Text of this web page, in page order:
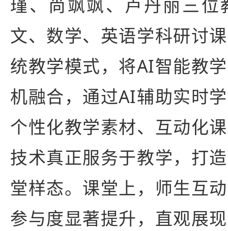
瑾、尚飒飒、卢丹丽三位
文、数学、英语学科研讨
统教学模式，将AI智能教
机融合，通过AI辅助实时
个性化教学素材、互动化
技术真正服务于教学，打
堂样态。课堂上，师生互
参与度显著提升，直观展